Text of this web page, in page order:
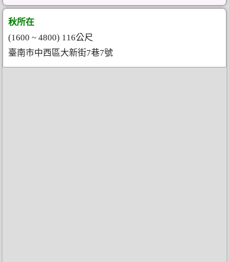
秋所在
(1600 ~ 4800) 116公尺
臺南市中西區大新街7巷7號